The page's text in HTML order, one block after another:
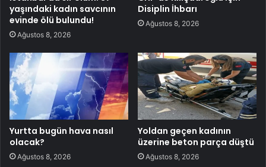
yaşındaki kadın savcının
evinde ölü bulundu!
Ağustos 8, 2026
Disiplin İhbarı
Ağustos 8, 2026
Yurtta bugün hava nasıl
olacak?
Ağustos 8, 2026
Yoldan geçen kadının
üzerine beton parça düştü
Ağustos 8, 2026